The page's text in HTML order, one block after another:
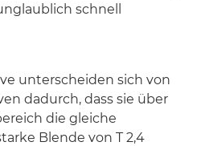
schnell
unterscheiden sich von
dadurch, dass sie über
die gleiche
Blende von T 2,4